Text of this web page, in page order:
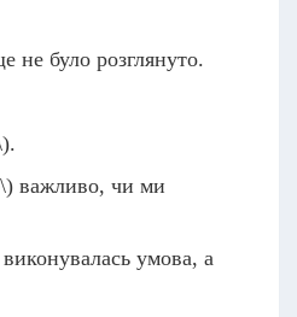
не було розглянуто.
.
важливо, чи ми
умова, а